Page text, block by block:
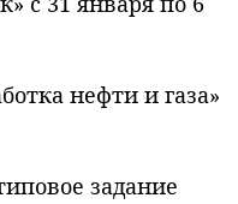
нефти и газа»
задание